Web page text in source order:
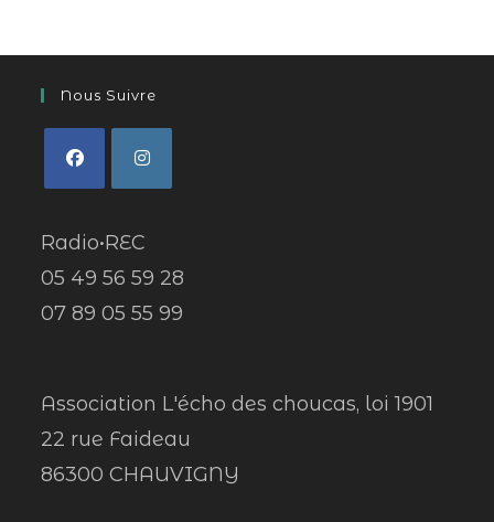
Nous Suivre
Radio•REC
05 49 56 59 28
07 89 05 55 99
Association L'écho des choucas, loi 1901
22 rue Faideau
86300 CHAUVIGNY